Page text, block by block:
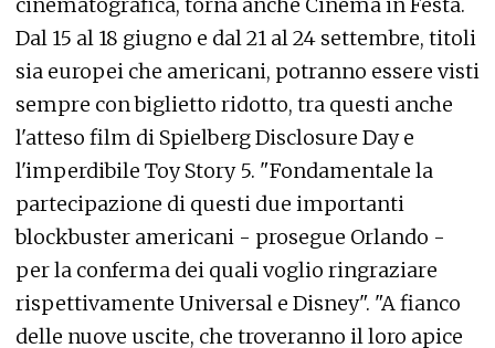
Dal 15 al 18 giugno e dal 21 al 24 settembre, titoli
sia europei che americani, potranno essere visti
sempre con biglietto ridotto, tra questi anche
l'atteso film di Spielberg Disclosure Day e
l'imperdibile Toy Story 5. "Fondamentale la
partecipazione di questi due importanti
blockbuster americani - prosegue Orlando -
per la conferma dei quali voglio ringraziare
rispettivamente Universal e Disney". "A fianco
delle nuove uscite, che troveranno il loro apice